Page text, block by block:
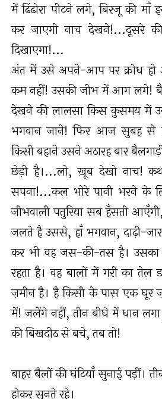
में ढिंढोरा पीटने लगे, बिरजू की माँ
कर जाएगी नाच देखने!...दूसरे
दिखाएगा!...
अंत में उसे अपने-आप पर क्रोध
कम नहीं! उसकी जीभ में आग लगे!
देखने की लालसा किस कुसमय में
भगवान जाने! फिर आज सुबह से
किसी बहाने उसने अठारह बार
छेड़ी है।...लो, ख़ूब देखो नाच!
सपना!...कल भोरे पानी भरने के
जीभवाली पतुरिया सब हँसती
जलते है उससे, हाँ भगवान, दाढ़ी-जार
कर भी वह जस-की-तस है। उसका
रहता है। वह बालों में गरी का तेल
ज़मीन है। है किसी के पास एक घूर
में! जलेंगे नहीं, तीन बीघे में धान
की बिखदीठ से बचे, तब तो!
बाहर बैलों की घंटियाँ सुनाई पड़ीं।
होकर सुनते रहे।